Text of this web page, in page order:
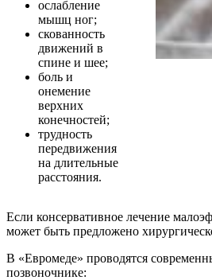
ослабление
мышц ног;
скованность
движений в
спине и шее;
боль и
онемение
верхних
конечностей;
трудность
передвижения
на длительные
расстояния.
Если консервативное лечение
может быть предложено
В «Евромеде» проводятся
позвоночнике: